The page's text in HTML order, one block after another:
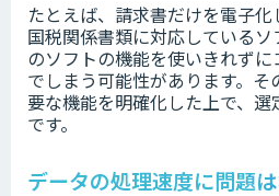
たとえば、請求書だけを電子
国税関係書類に対応している
のソフトの機能を使いきれず
でしまう可能性があります。
要な機能を明確化した上で、
です。
データの処理速度に問題